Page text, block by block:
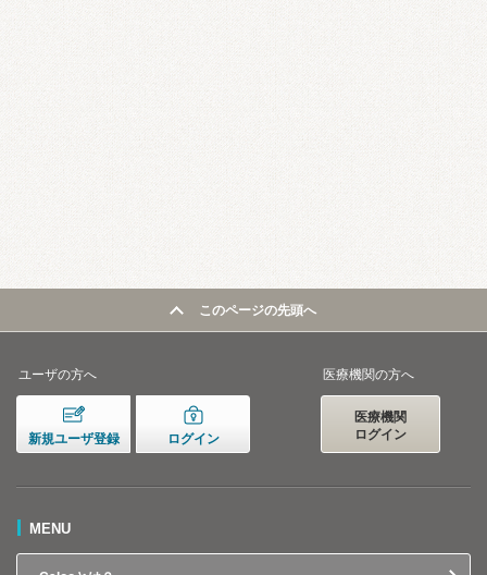
このページの先頭へ
ユーザの方へ
新規ユーザ登録 ログイン
医療機関の方へ
医療機関
ログイン
MENU